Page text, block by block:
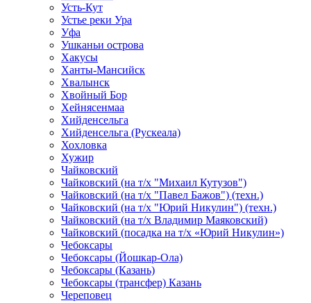
Усть-Кут
Устье реки Ура
Уфа
Ушканьи острова
Хакусы
Ханты-Мансийск
Хвалынск
Хвойный Бор
Хейнясенмаа
Хийденсельга
Хийденсельга (Рускеала)
Хохловка
Хужир
Чайковский
Чайковский (на т/х "Михаил Кутузов")
Чайковский (на т/х "Павел Бажов") (техн.)
Чайковский (на т/х "Юрий Никулин") (техн.)
Чайковский (на т/х Владимир Маяковский)
Чайковский (посадка на т/х «Юрий Никулин»)
Чебоксары
Чебоксары (Йошкар-Ола)
Чебоксары (Казань)
Чебоксары (трансфер) Казань
Череповец